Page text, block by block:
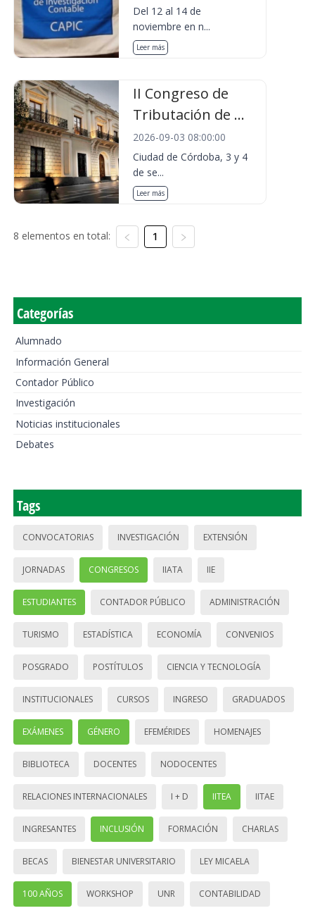
Del 12 al 14 de
noviembre en n...
Leer más
II Congreso de
Tributación de ...
2026-09-03 08:00:00
Ciudad de Córdoba, 3 y 4
de se...
Leer más
8 elementos en total: 1
Categorías
Alumnado
Información General
Contador Público
Investigación
Noticias institucionales
Debates
Tags
CONVOCATORIAS INVESTIGACIÓN EXTENSIÓN
JORNADAS CONGRESOS IIATA IIE
ESTUDIANTES CONTADOR PÚBLICO ADMINISTRACIÓN
TURISMO ESTADÍSTICA ECONOMÍA CONVENIOS
POSGRADO POSTÍTULOS CIENCIA Y TECNOLOGÍA
INSTITUCIONALES CURSOS INGRESO GRADUADOS
EXÁMENES GÉNERO EFEMÉRIDES HOMENAJES
BIBLIOTECA DOCENTES NODOCENTES
RELACIONES INTERNACIONALES I + D IITEA IITAE
INGRESANTES INCLUSIÓN FORMACIÓN CHARLAS
BECAS BIENESTAR UNIVERSITARIO LEY MICAELA
100 AÑOS WORKSHOP UNR CONTABILIDAD